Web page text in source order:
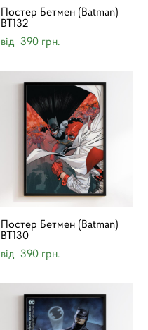
Постер Бетмен (Batman)
BT132
від 390 грн.
Постер Бетмен (Batman)
BT130
від 390 грн.